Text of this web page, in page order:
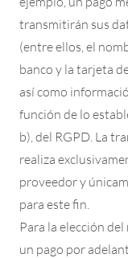
transmitirán sus
(entre ellos, el
banco y la tarjeta
así como
función de lo
b), del RGPD. La
realiza
proveedor y
para este fin.
Para la elección
un pago por